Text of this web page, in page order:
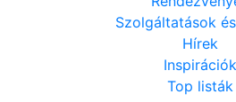
Szolgáltatások
Hírek
Inspirációk
Top listák